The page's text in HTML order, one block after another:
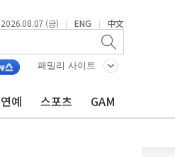
2026.08.07 (금) | ENG | 中文
패밀리 사이트
예 스포츠 GAM